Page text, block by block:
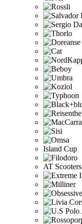
Island Cup
AT Scooters